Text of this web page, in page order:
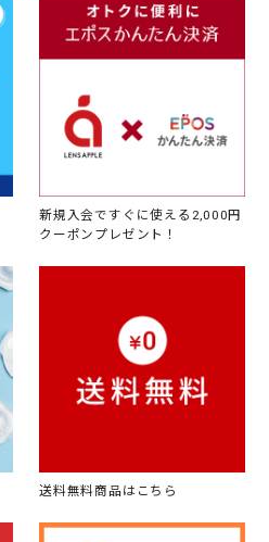
新規入会ですぐに使える2,000円
クーポンプレゼント！
送料無料商品はこちら